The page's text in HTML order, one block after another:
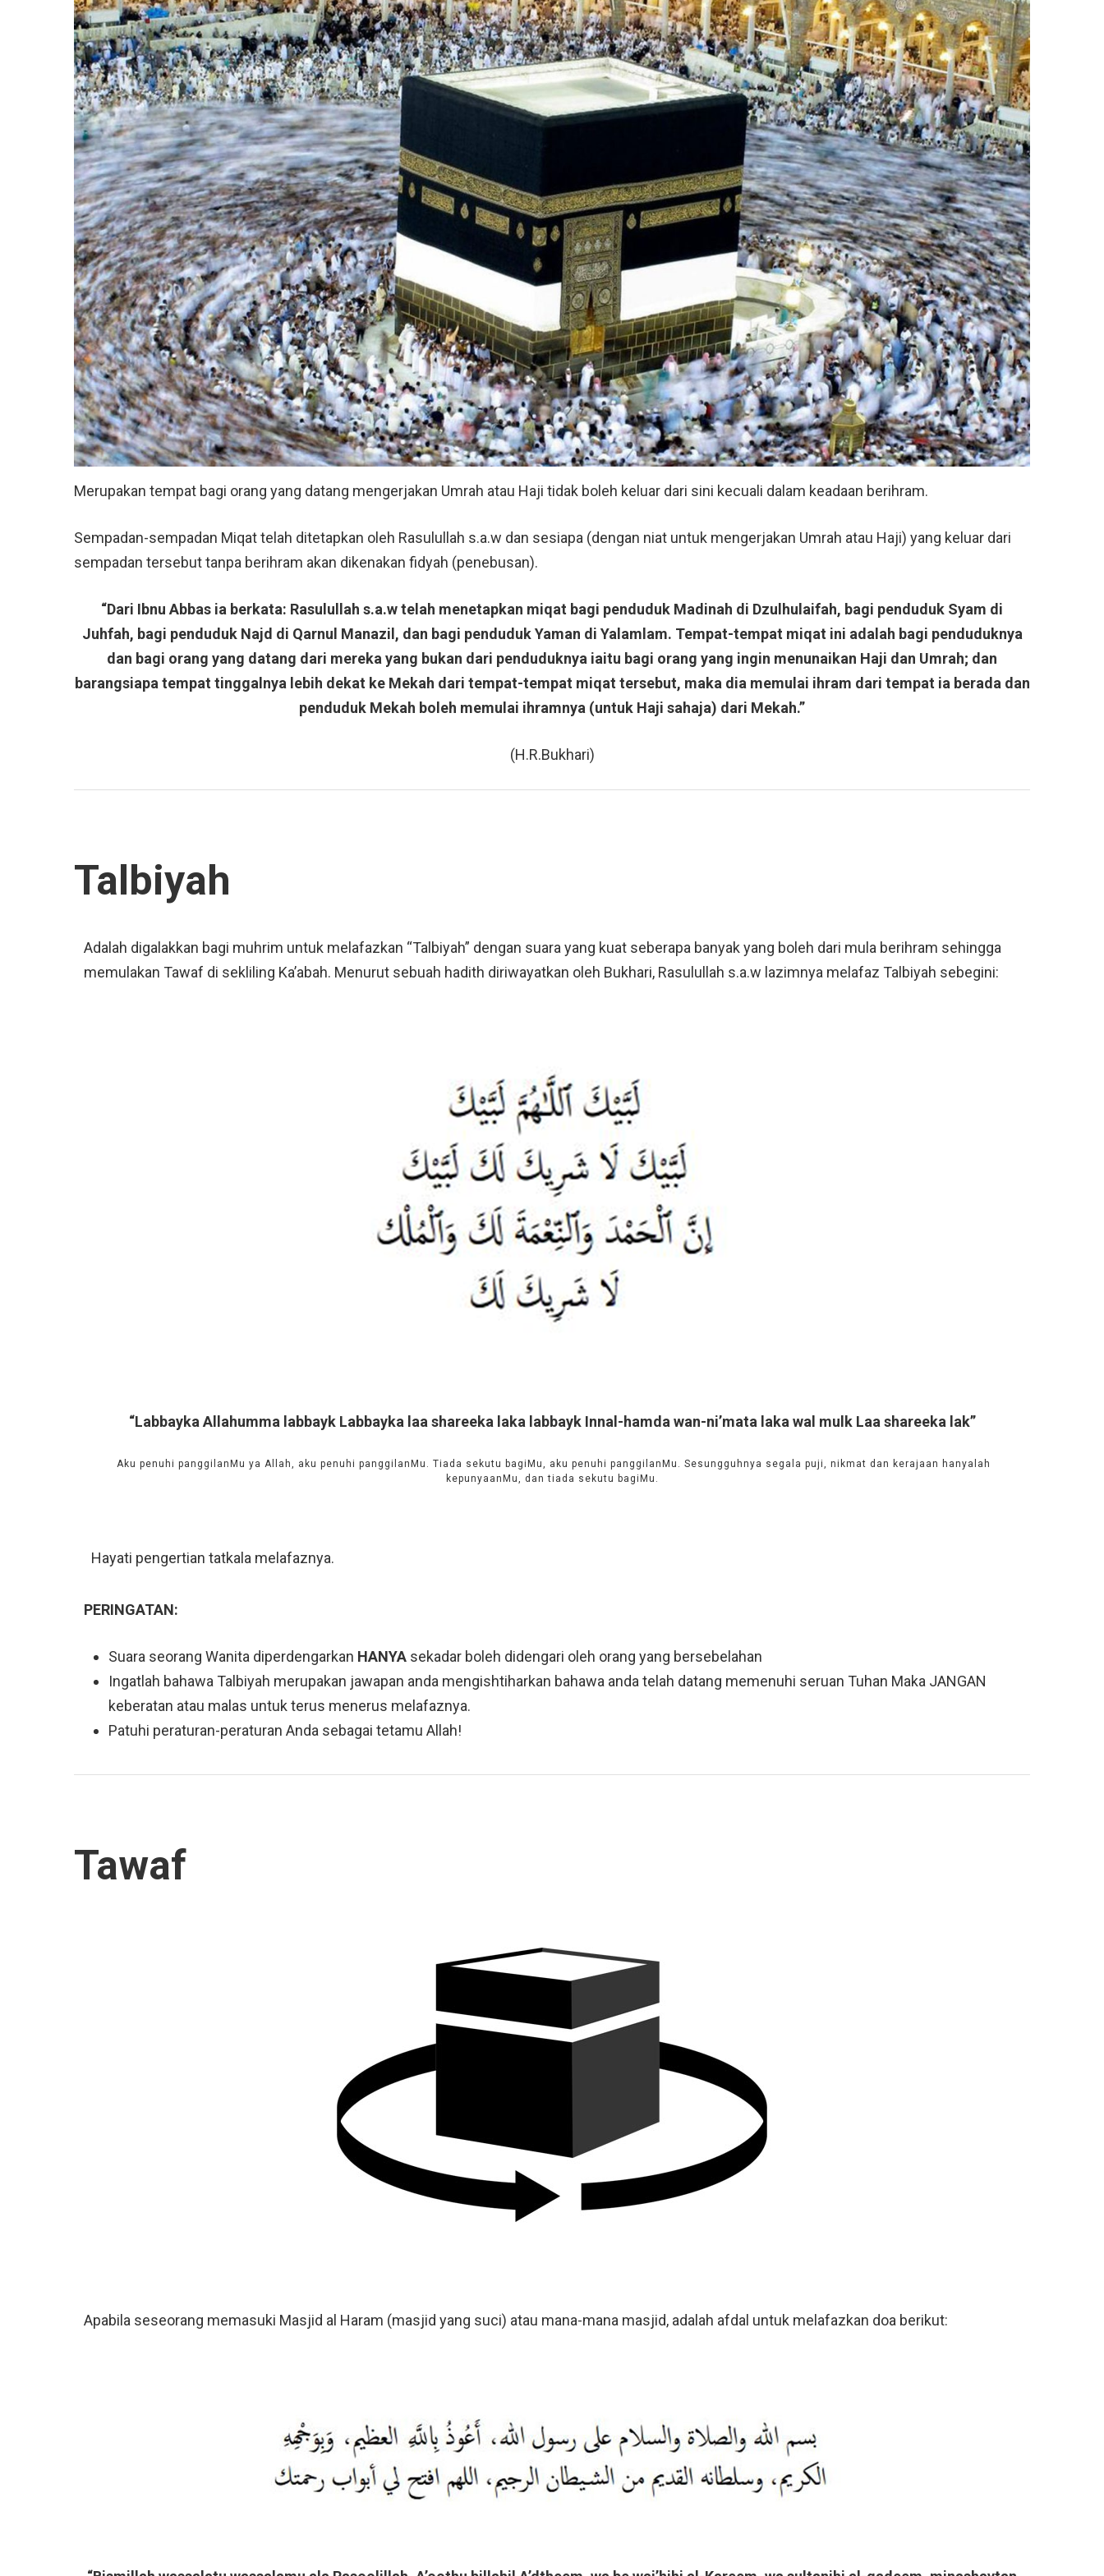
Merupakan tempat bagi orang yang datang mengerjakan Umrah atau Haji tidak boleh keluar dari sini kecuali dalam keadaan berihram.
Sempadan-sempadan Miqat telah ditetapkan oleh Rasulullah s.a.w dan sesiapa (dengan niat untuk mengerjakan Umrah atau Haji) yang keluar dari
sempadan tersebut tanpa berihram akan dikenakan fidyah (penebusan).
“Dari Ibnu Abbas ia berkata: Rasulullah s.a.w telah menetapkan miqat bagi penduduk Madinah di Dzulhulaifah, bagi penduduk Syam di
Juhfah, bagi penduduk Najd di Qarnul Manazil, dan bagi penduduk Yaman di Yalamlam. Tempat-tempat miqat ini adalah bagi penduduknya
dan bagi orang yang datang dari mereka yang bukan dari penduduknya iaitu bagi orang yang ingin menunaikan Haji dan Umrah; dan
barangsiapa tempat tinggalnya lebih dekat ke Mekah dari tempat-tempat miqat tersebut, maka dia memulai ihram dari tempat ia berada dan
penduduk Mekah boleh memulai ihramnya (untuk Haji sahaja) dari Mekah.”
(H.R.Bukhari)
Talbiyah
Adalah digalakkan bagi muhrim untuk melafazkan “Talbiyah” dengan suara yang kuat seberapa banyak yang boleh dari mula berihram sehingga
memulakan Tawaf di sekliling Ka’abah. Menurut sebuah hadith diriwayatkan oleh Bukhari, Rasulullah s.a.w lazimnya melafaz Talbiyah sebegini:
“Labbayka Allahumma labbayk Labbayka laa shareeka laka labbayk Innal-hamda wan-ni’mata laka wal mulk Laa shareeka lak”
Aku penuhi panggilanMu ya Allah, aku penuhi panggilanMu. Tiada sekutu bagiMu, aku penuhi panggilanMu. Sesungguhnya segala puji, nikmat dan kerajaan hanyalah
kepunyaanMu, dan tiada sekutu bagiMu.
Hayati pengertian tatkala melafaznya.
PERINGATAN:
Suara seorang Wanita diperdengarkan HANYA sekadar boleh didengari oleh orang yang bersebelahan
Ingatlah bahawa Talbiyah merupakan jawapan anda mengishtiharkan bahawa anda telah datang memenuhi seruan Tuhan Maka JANGAN
keberatan atau malas untuk terus menerus melafaznya.
Patuhi peraturan-peraturan Anda sebagai tetamu Allah!
Tawaf
Apabila seseorang memasuki Masjid al Haram (masjid yang suci) atau mana-mana masjid, adalah afdal untuk melafazkan doa berikut: